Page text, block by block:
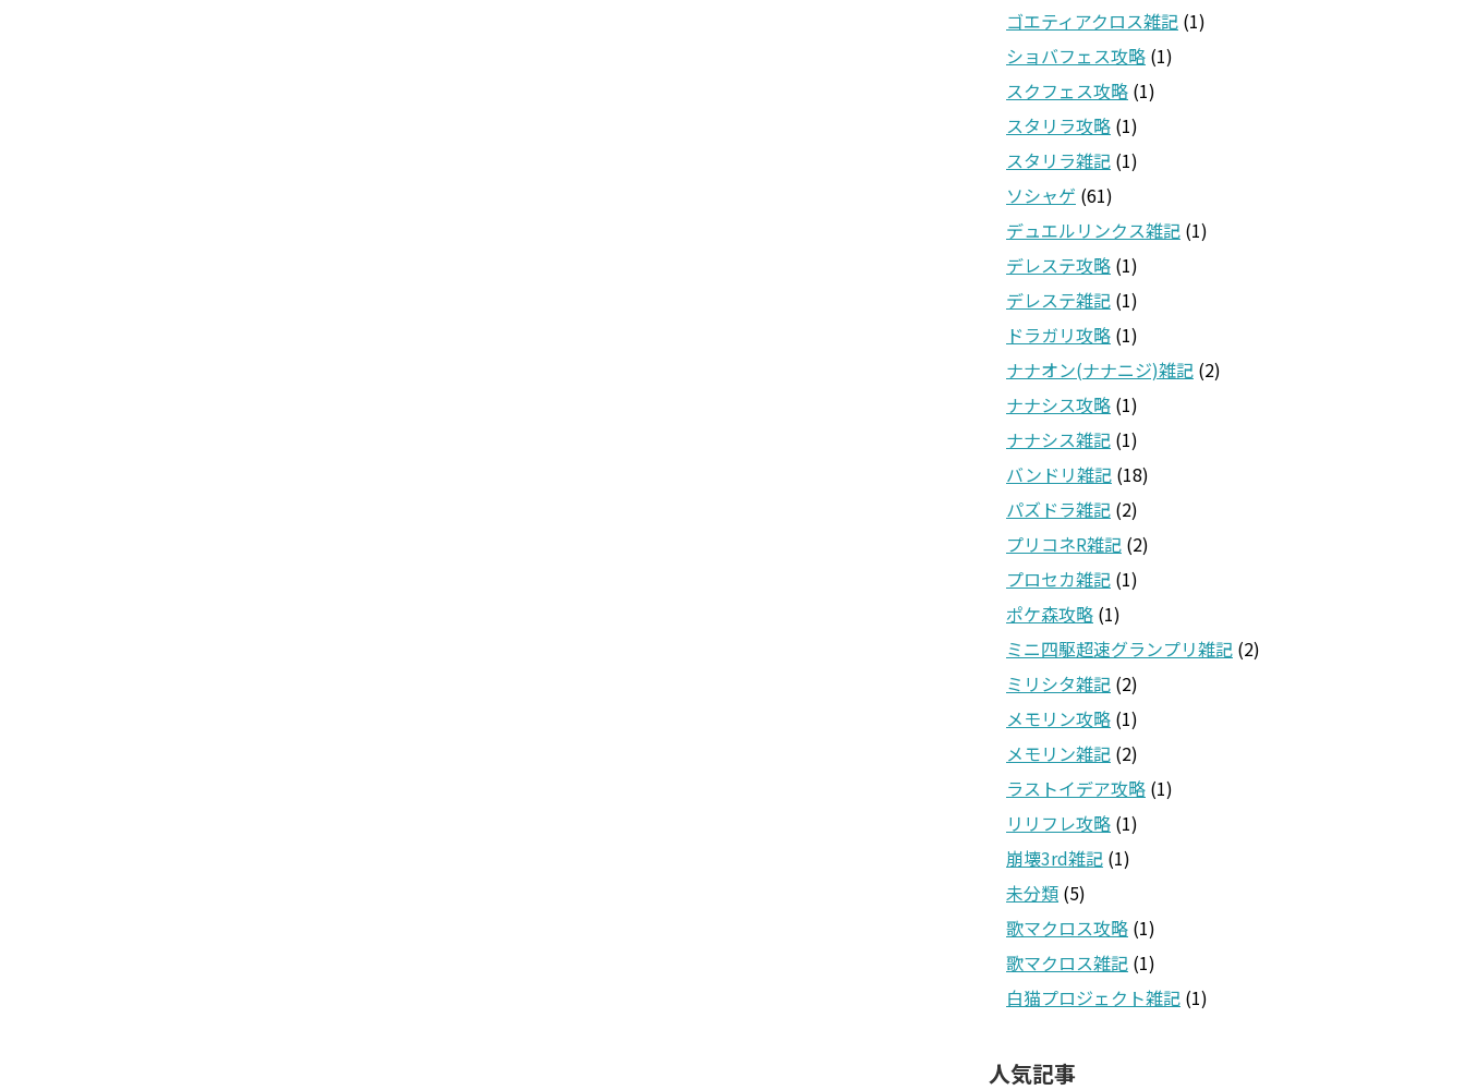
ゴエティアクロス雑記 (1)
ショバフェス攻略 (1)
スクフェス攻略 (1)
スタリラ攻略 (1)
スタリラ雑記 (1)
ソシャゲ (61)
デュエルリンクス雑記 (1)
デレステ攻略 (1)
デレステ雑記 (1)
ドラガリ攻略 (1)
ナナオン(ナナニジ)雑記 (2)
ナナシス攻略 (1)
ナナシス雑記 (1)
バンドリ雑記 (18)
パズドラ雑記 (2)
プリコネR雑記 (2)
プロセカ雑記 (1)
ポケ森攻略 (1)
ミニ四駆超速グランプリ雑記 (2)
ミリシタ雑記 (2)
メモリン攻略 (1)
メモリン雑記 (2)
ラストイデア攻略 (1)
リリフレ攻略 (1)
崩壊3rd雑記 (1)
未分類 (5)
歌マクロス攻略 (1)
歌マクロス雑記 (1)
白猫プロジェクト雑記 (1)
人気記事